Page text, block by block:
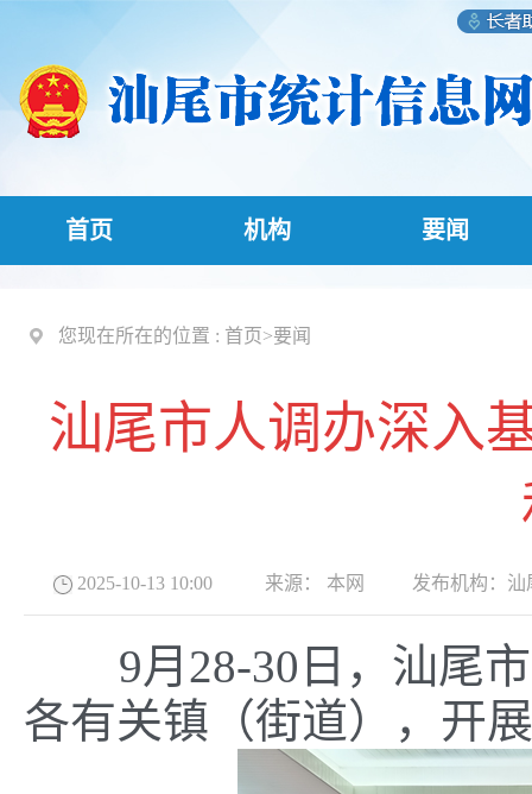
首页 机构 要闻
您现在所在的位置 : 首页>要闻
汕尾市人调办深入
2025-10-13 10:00 来源： 本网 发布机构： 汕
9月28-30日，汕尾市
各有关镇（街道），开